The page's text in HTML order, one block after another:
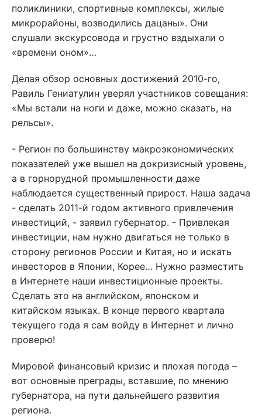
поликлиники, спортивные комплексы, жилые
микрорайоны, возводились дацаны». Они
слушали экскурсовода и грустно вздыхали о
«времени оном»…
Делая обзор основных достижений 2010-го,
Равиль Гениатулин уверял участников совещания:
«Мы встали на ноги и даже, можно сказать, на
рельсы».
- Регион по большинству макроэкономических
показателей уже вышел на докризисный уровень,
а в горнорудной промышленности даже
наблюдается существенный прирост. Наша задача
- сделать 2011-й годом активного привлечения
инвестиций, - заявил губернатор. - Привлекая
инвестиции, нам нужно двигаться не только в
сторону регионов России и Китая, но и искать
инвесторов в Японии, Корее… Нужно разместить
в Интернете наши инвестиционные проекты.
Сделать это на английском, японском и
китайском языках. В конце первого квартала
текущего года я сам войду в Интернет и лично
проверю!
Мировой финансовый кризис и плохая погода –
вот основные преграды, вставшие, по мнению
губернатора, на пути дальнейшего развития
региона.